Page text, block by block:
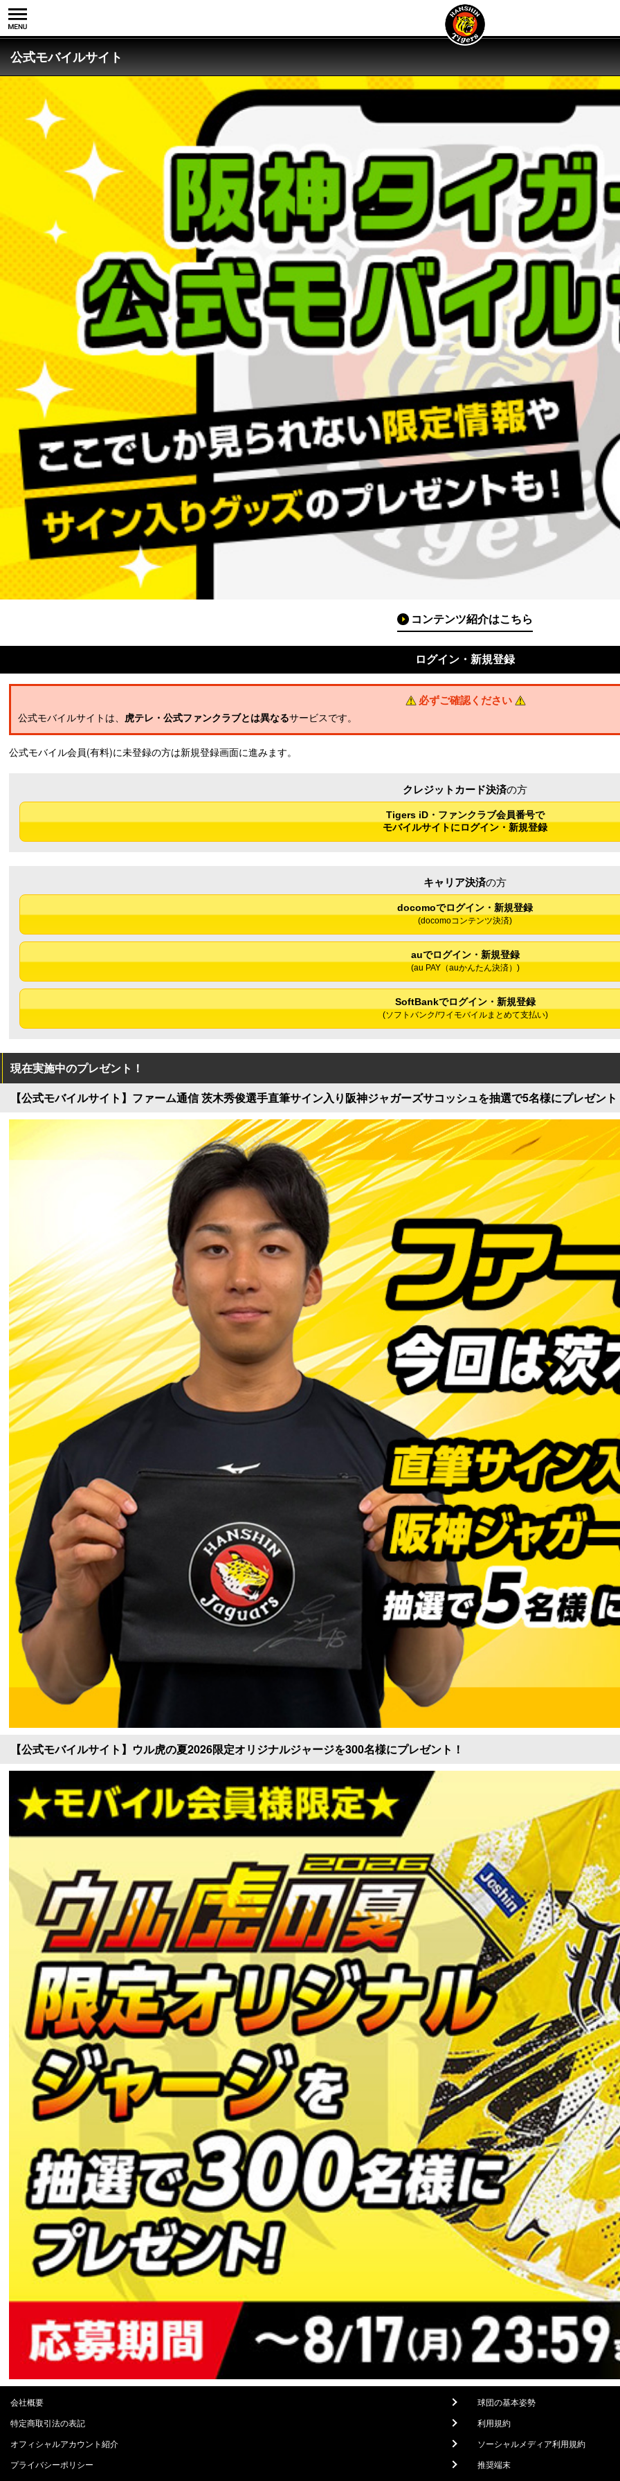
公式モバイルサイト
コンテンツ紹介はこちら
ログイン・新規登録
必ずご確認ください
公式モバイルサイトは、 虎テレ・公式ファンクラブとは異なるサービスです。
公式モバイル会員(有料)に未登録の方は新規登録画面に進みます。
クレジットカード決済の方
Tigers iD・ファンクラブ会員番号で
モバイルサイトにログイン・新規登録
キャリア決済の方
docomoでログイン・新規登録
(docomoコンテンツ決済)
auでログイン・新規登録
(au PAY（auかんたん決済）)
SoftBankでログイン・新規登録
(ソフトバンク/ワイモバイルまとめて支払い)
現在実施中のプレゼント！
【公式モバイルサイト】ファーム通信 茨木秀俊選手直筆サイン入り阪神ジャガーズサコッシュを抽選で5名様にプレゼン
【公式モバイルサイト】ウル虎の夏2026限定オリジナルジャージを300名様にプレゼント！
会社概要
球団の基本姿勢
特定商取引法の表記
利用規約
オフィシャルアカウント紹介
ソーシャルメディア利用規約
プライバシーポリシー
推奨端末